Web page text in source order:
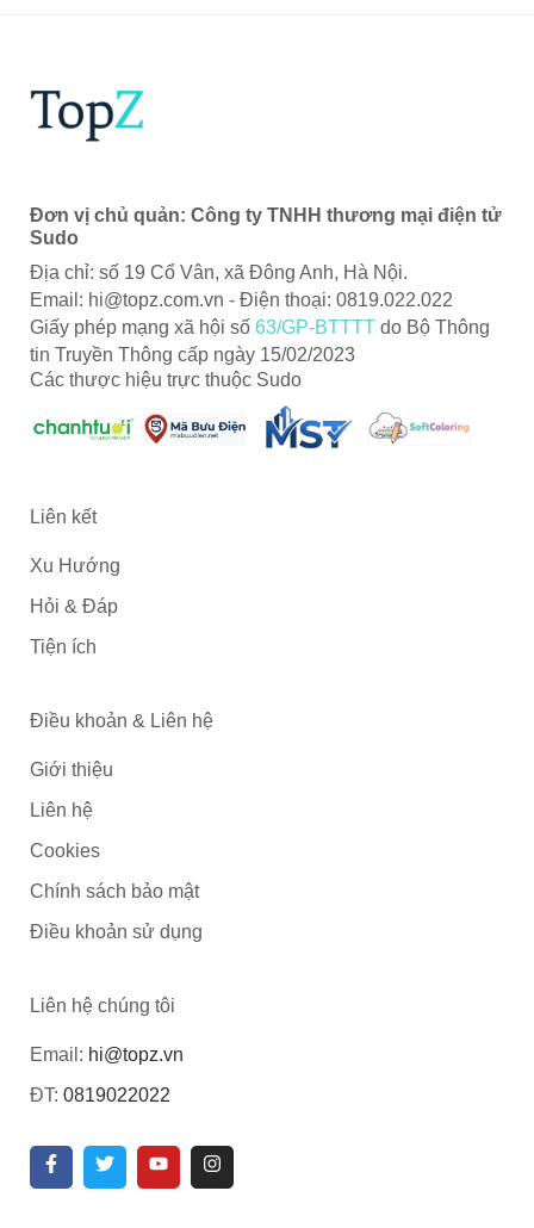
Đơn vị chủ quản: Công ty TNHH thương mại điện tử
Sudo
Địa chỉ: số 19 Cổ Vân, xã Đông Anh, Hà Nội.
Email: hi@topz.com.vn - Điện thoại: 0819.022.022
Giấy phép mạng xã hội số 63/GP-BTTTT do Bộ Thông
tin Truyền Thông cấp ngày 15/02/2023
Các thược hiệu trực thuộc Sudo
Liên kết
Xu Hướng
Hỏi & Đáp
Tiện ích
Điều khoản & Liên hệ
Giới thiệu
Liên hệ
Cookies
Chính sách bảo mật
Điều khoản sử dụng
Liên hệ chúng tôi
Email: hi@topz.vn
ĐT: 0819022022